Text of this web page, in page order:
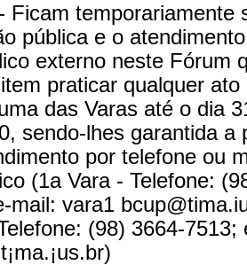
Ficam temporariamente
pública e o
externo neste Fórum
praticar qualquer ato
das Varas até o dia
sendo-lhes garantida a
por telefone ou
(1a Vara - Telefone:
mail: vara1
(98) 3664-7513;